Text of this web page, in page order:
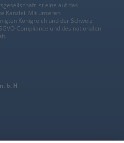
ist eine auf das
Kanzlei. Mit unseren
Königreich und der Schweiz
Compliance und des nationalen
b. H